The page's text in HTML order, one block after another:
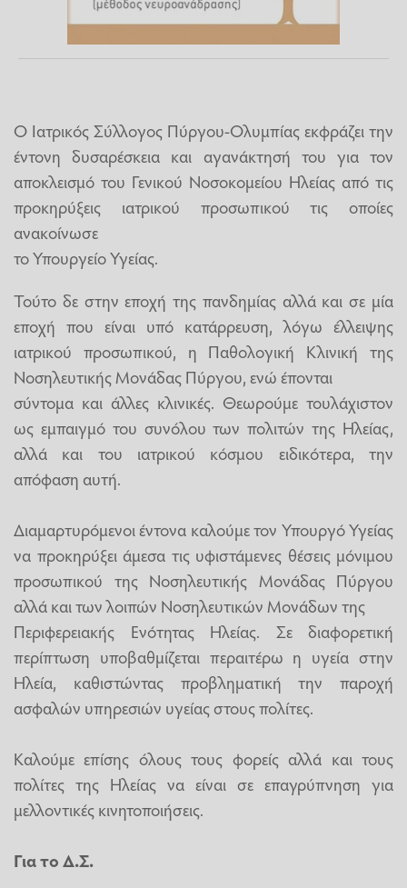
Ο Ιατρικός Σύλλογος Πύργου-Ολυμπίας εκφράζει την
έντονη δυσαρέσκεια και αγανάκτησή του για τον
αποκλεισμό του Γενικού Νοσοκομείου Ηλείας από τις
προκηρύξεις ιατρικού προσωπικού τις οποίες
ανακοίνωσε
το Υπουργείο Υγείας.
Τούτο δε στην εποχή της πανδημίας αλλά και σε μία
εποχή που είναι υπό κατάρρευση, λόγω έλλειψης
ιατρικού προσωπικού, η Παθολογική Κλινική της
Νοσηλευτικής Μονάδας Πύργου, ενώ έπονται
σύντομα και άλλες κλινικές. Θεωρούμε τουλάχιστον
ως εμπαιγμό του συνόλου των πολιτών της Ηλείας,
αλλά και του ιατρικού κόσμου ειδικότερα, την
απόφαση αυτή.
Διαμαρτυρόμενοι έντονα καλούμε τον Υπουργό Υγείας
να προκηρύξει άμεσα τις υφιστάμενες θέσεις μόνιμου
προσωπικού της Νοσηλευτικής Μονάδας Πύργου
αλλά και των λοιπών Νοσηλευτικών Μονάδων της
Περιφερειακής Ενότητας Ηλείας. Σε διαφορετική
περίπτωση υποβαθμίζεται περαιτέρω η υγεία στην
Ηλεία, καθιστώντας προβληματική την παροχή
ασφαλών υπηρεσιών υγείας στους πολίτες.
Καλούμε επίσης όλους τους φορείς αλλά και τους
πολίτες της Ηλείας να είναι σε επαγρύπνηση για
μελλοντικές κινητοποιήσεις.
Για το Δ.Σ.